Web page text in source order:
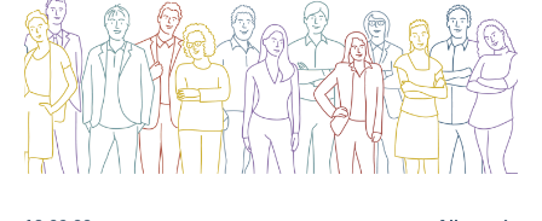
Pflegesoftware
Pflege-App
Rehasport & Funktionstraining